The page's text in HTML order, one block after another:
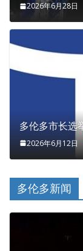
2026年6月28日
多伦多市长选
2026年6月12日
多伦多新闻